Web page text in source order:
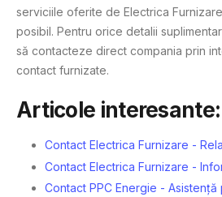
serviciile oferite de Electrica
posibil. Pentru orice detalii
să contacteze direct compania prin
contact furnizate.
Articole interesante:
Contact Electrica Furnizare -
Contact Electrica Furnizare -
Contact PPC Energie - Asistență